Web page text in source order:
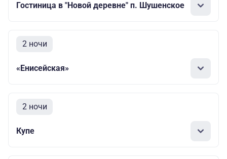
Гостиница в "Новой деревне" п. Шушенское
2 ночи
«Енисейская»
2 ночи
Купе